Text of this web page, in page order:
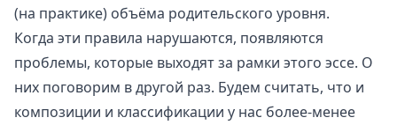
(на практике) объёма родительского уровня.
Когда эти правила нарушаются, появляются
проблемы, которые выходят за рамки этого эссе. О
них поговорим в другой раз. Будем считать, что и
композиции и классификации у нас более-менее